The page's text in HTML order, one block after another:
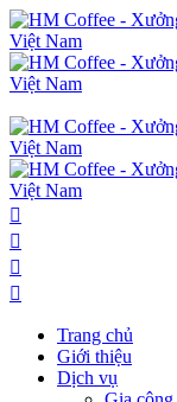
Trang chủ
Giới thiệu
Dịch vụ